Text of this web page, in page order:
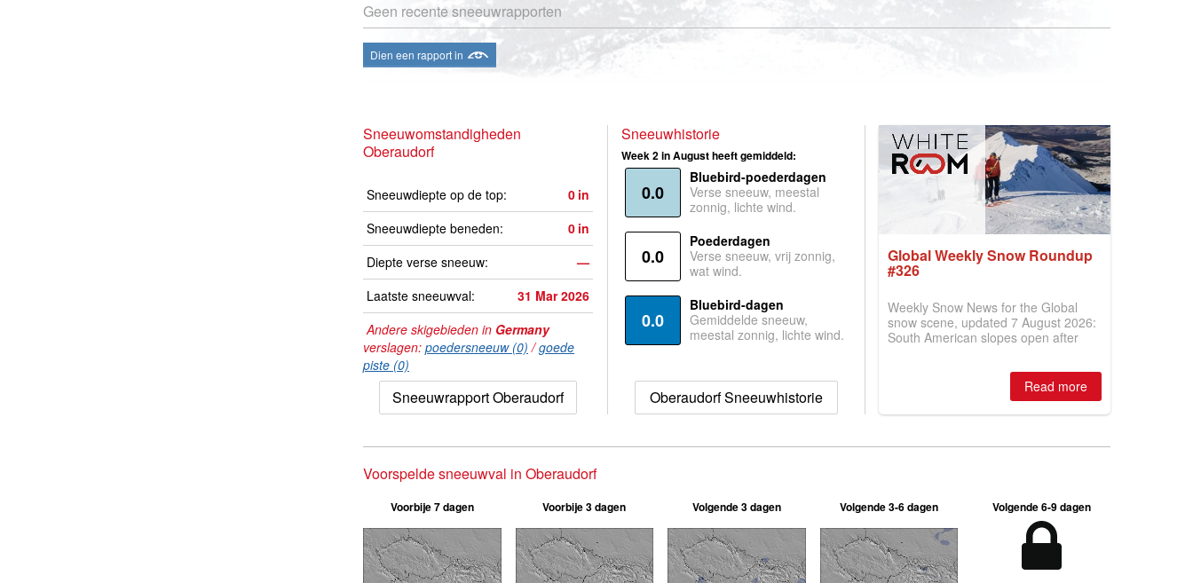
Geen recente sneeuwrapporten
Dien een rapport in
Sneeuwomstandigheden
Oberaudorf
Sneeuwdiepte op de top: 0 in
Sneeuwdiepte beneden:
0 in
Diepte verse sneeuw:
—
Laatste sneeuwval:
31 Mar 2026
Andere skigebieden in Germany
verslagen: poedersneeuw (0) /goede
piste (0)
Sneeuwrapport Oberaudorf
Sneeuwhistorie
Week 2 in August heeft gemiddeld:
0.0
Bluebird-poederdagen
Verse sneeuw, meestal
zonnig, lichte wind.
0.0
Poederdagen
Verse sneeuw, vrij zonnig,
wat wind.
0.0
Bluebird-dagen
Gemiddelde sneeuw,
meestal zonnig, lichte wind.
Oberaudorf Sneeuwhistorie
Global Weekly Snow Roundup
#326
Weekly Snow News for the Global
snow scene, updated 7 August 2026:
South American slopes open after
best conditions of season so far,
Australian areas open most terrain of
2026, northern hemisphere down to
two outdoor areas still open.
Read more
Voorspelde sneeuwval in Oberaudorf
Voorbije 7 dagen Voorbije 3 dagen Volgende 3 dagen Volgende 3-6 dagen Volgende 6-9 dagen